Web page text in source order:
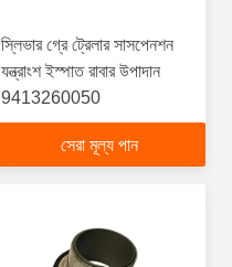
স্লিভার গ্রে ট্রেলার সাসপেনশন
যন্ত্রাংশ ইস্পাত রাবার উপাদান
9413260050
সেরা মূল্য পান